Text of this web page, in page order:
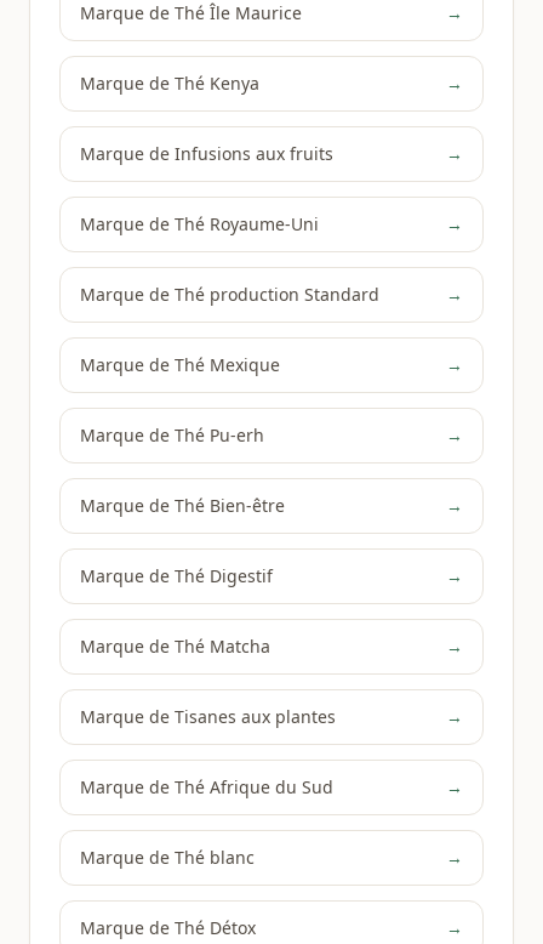
Marque de Thé Île Maurice →
Marque de Thé Kenya →
Marque de Infusions aux fruits →
Marque de Thé Royaume-Uni →
Marque de Thé production Standard →
Marque de Thé Mexique →
Marque de Thé Pu-erh →
Marque de Thé Bien-être →
Marque de Thé Digestif →
Marque de Thé Matcha →
Marque de Tisanes aux plantes →
Marque de Thé Afrique du Sud →
Marque de Thé blanc →
Marque de Thé Détox →